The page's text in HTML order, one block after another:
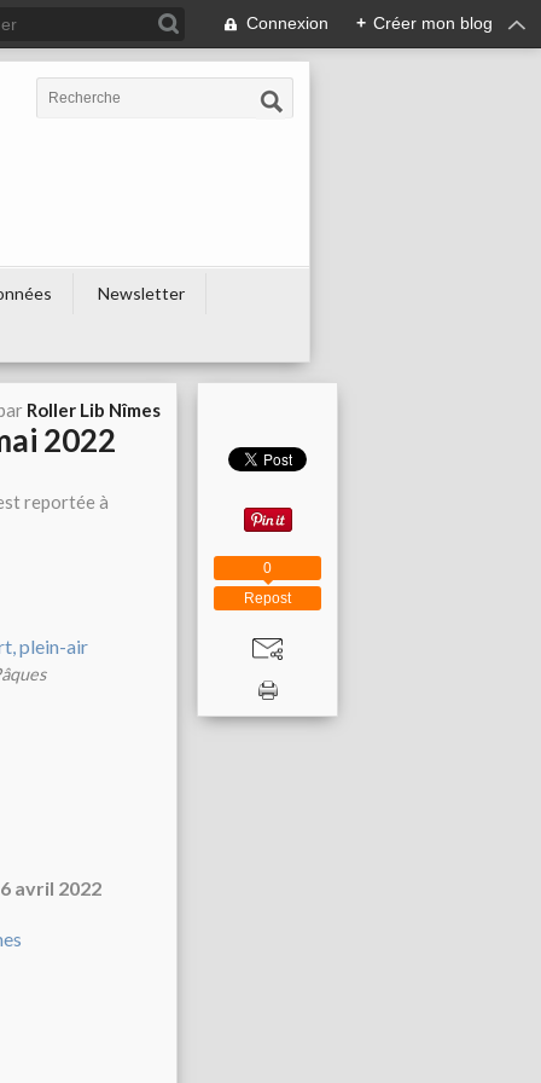
Connexion + Créer mon blog
Newsletter
Roller Lib Nîmes
2022
reportée à
avril 2022
Repost
0